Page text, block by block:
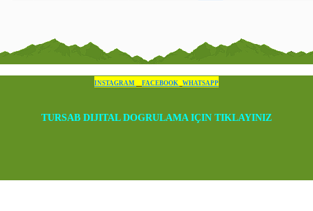
INSTAGRAM FACEBOOK WHATSAPP
TURSAB DIJITAL DOGRULAMA IÇIN TIKLAYINIZ